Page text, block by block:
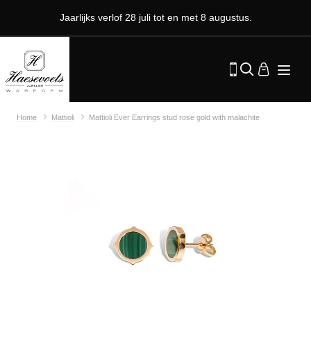
Jaarlijks verlof 28 juli tot en met 8 augustus.
Home Mattioli Mattioli Ever Earrings stud rose gold with malachite